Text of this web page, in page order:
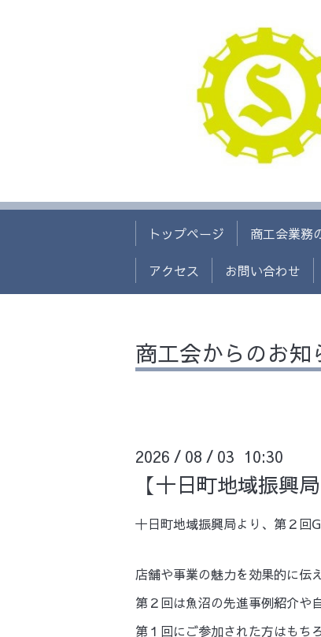
トップページ 商工会業務
アクセス お問い合わせ
商工会からのお知
2026 / 08 / 03 10:30
【十日町地域振興
十日町地域振興局より、第２回
店舗や事業の魅力を効果的に伝
第２回は魚沼の先進事例紹介や
第１回にご参加された方はもち